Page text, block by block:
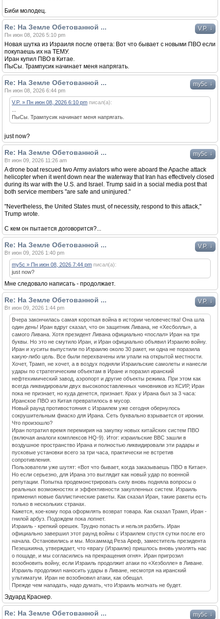
Биби молодец.
V.P. ↓
Re: На Земле Обетованной ...
Пн июн 08, 2026 5:10 pm
Новая шутка из Израиля после ответа: Вот что бывает с новыми ПВО если
покупаешь их на ТЕМУ.
Иран купил ПВО в Китае.
ПыСы. Трампусик начинает меня напрягать.
my5c ↓
Re: На Земле Обетованной ...
Пн июн 08, 2026 6:44 pm
V.P. » Пн июн 08, 2026 6:10 pm писал(а):
ПыСы. Трампусик начинает меня напрягать.
just now?
my5c ↓
Re: На Земле Обетованной ...
Вт июн 09, 2026 11:26 am
A drone boat rescued two Army aviators who were aboard the Apache attack
helicopter when it went down near the waterway that Iran has effectively closed
during its war with the U.S. and Israel. Trump said in a social media post that
both service members "are safe and uninjured."
"Nevertheless, the United States must, of necessity, respond to this attack,"
Trump wrote.
С кем он пытается договорится?...
V.P. ↓
Re: На Земле Обетованной ...
Вт июн 09, 2026 1:40 pm
my5c » Пн июн 08, 2026 7:44 pm писал(а):
just now?
Мне следовало написать - продолжает.
V.P. ↓
Re: На Земле Обетованной ...
Вт июн 09, 2026 1:44 pm
Вчера закончилась самая короткая война в истории человечества! Она шла
один день! Иран вдруг сказал, что он защитник Ливана, не «Хесболлы», а
самого Ливана. Хотя президент Ливана официально «послал» Иран на три
буквы. Но это не смутило Иран, и Иран официально объявил Израилю войну.
Иран и xуситы выпустили по Израилю около 30 ракет, ни одна не поразила
какую-либо цель. Все были перехвачены или упали на открытой местности.
Хочет, Трамп, не хочет, а в воздух подняли Израильские самолеты и нанесли
удары по стратегическим объектам в Иране и поразил иранский
нефтехимический завод, аэропорт и другие объекты режима. При этом как
всегда ликвидировали двух высокопоставленных чиновников из КСИР, Иран
пока не признает, но куда денется, признает. Крах у Ирана был за 3 часа:
Иранское ПВО из Китая превратилось в мусор.
Новый раунд противостояния с Израилем уже сегодня обернулось
сокрушительным фиаско для Ирана. Сеть буквально взрывается от иронии.
Что произошло?
Иран потратил время перемирия на закупку новых китайских систем ПВО
(включая аналоги комплексов HQ-9). Итог: израильские ВВС зашли в
воздушное пространство Ирана и полностью ликвидировали эти радары и
пусковые установки всего за три часа, практически не встретив
сопротивления.
Пользователи уже шутят: «Вот что бывает, когда заказываешь ПВО в Китае».
Но если серьезно, для Ирана это выглядит как новый удар по военной
репутации. Попытка продемонстрировать силу вновь подняла вопросы о
реальных возможностях и эффективности закупленных систем. Израиль
применил новые баллистические ракеты. Как сказал Иран, такие ракеты есть
только в нескольких странах.
Кажется, кое-кому пора оформлять возврат товара. Как сказал Трамп, Иран -
гнилой арбуз. Подождем пока лопнет.
Израиль - крепкий орешек. Трудно попасть и нельзя разбить. Иран
официально завершил этот раунд войны с Израилем спустя сутки после его
начала. Остановились и мы. Мохаммад Реза Ареф, заместитель президента
Пезешкияна, утверждает, что «врагу (Израилю) пришлось вновь умолять нас
о пощаде, и мы согласились на прекращения огня». Иран пригрозил
возобновить войну, если Израиль продолжит атаки по «Хезболле» в Ливане.
Израиль продолжил наносить удары в Ливане, несмотря на иранский
ультиматум. Иран не возобновил атаки, как обещал.
Прежде чем нападать, надо думать, что Израиль молчать не будет.
Эдуард Краснер.
my5c ↓
Re: На Земле Обетованной ...